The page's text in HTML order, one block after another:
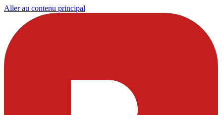
Aller au contenu principal